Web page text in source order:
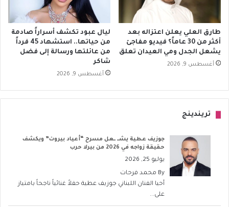
طارق العلي يعلن اعتزاله بعد
أكثر من 30 عاماً؟ فيديو مفاجئ
يشعل الجدل ومي العيدان تعلق
أغسطس 9, 2026
ليال عبود تكشف أسراراً صادمة
من حياتها.. استشهاد 45 فرداً
من عائلتها ورسالة إلى فضل
شاكر
أغسطس 9, 2026
تريندينج
جوزيف عطية يشــ ــعل مسرح “أعياد بيروت” ويكشف
حقيقة زواجه في 2026 من بيرلا حرب
يوليو 25, 2026
By محمد فرحات
أحيا الفنان اللبناني جوزيف عطية حفلاً غنائياً ناجحاً بامتياز
على...